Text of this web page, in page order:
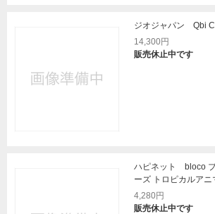
ジオジャパン Qbi
14,300円
販売休止中です
ハピネット bloco
ーズ トロピカルアニ
4,280円
販売休止中です